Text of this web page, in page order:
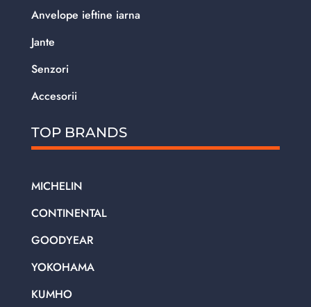
Anvelope ieftine iarna
Jante
Senzori
Accesorii
TOP BRANDS
MICHELIN
CONTINENTAL
GOODYEAR
YOKOHAMA
KUMHO